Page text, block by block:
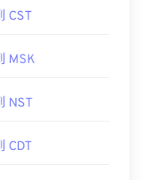
CST
MSK
NST
CDT